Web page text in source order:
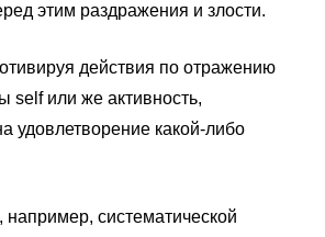
этим раздражения и злости.
действия по отражению
self или же активность,
удовлетворение какой-либо
например, систематической